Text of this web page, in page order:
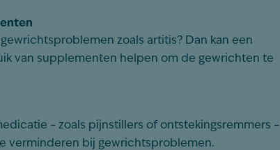
zoals artitis? Dan kan een
van supplementen helpen om de gewrichten te
– zoals pijnstillers of ontstekingsremmers –
verminderen bij gewrichtsproblemen.